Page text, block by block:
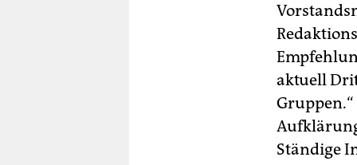
aktuell
Ständige